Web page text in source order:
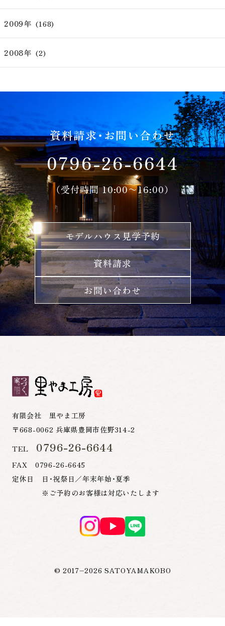
2009年 (168)
2008年 (2)
資料請求・お問い合わせ
0796-26-6644
（受付時間 10:00〜16:00）
モデルハウス見学予約
資料請求
お問い合わせ
有限会社 里やま工房
〒668-0062 兵庫県豊岡市佐野314-2
TEL 0796-26-6644
FAX 0796-26-6645
定休日 日・祝祭日／年末年始・夏季
※ご予約のお客様は対応いたします
© 2017–2026 SATOYAMAKOBO